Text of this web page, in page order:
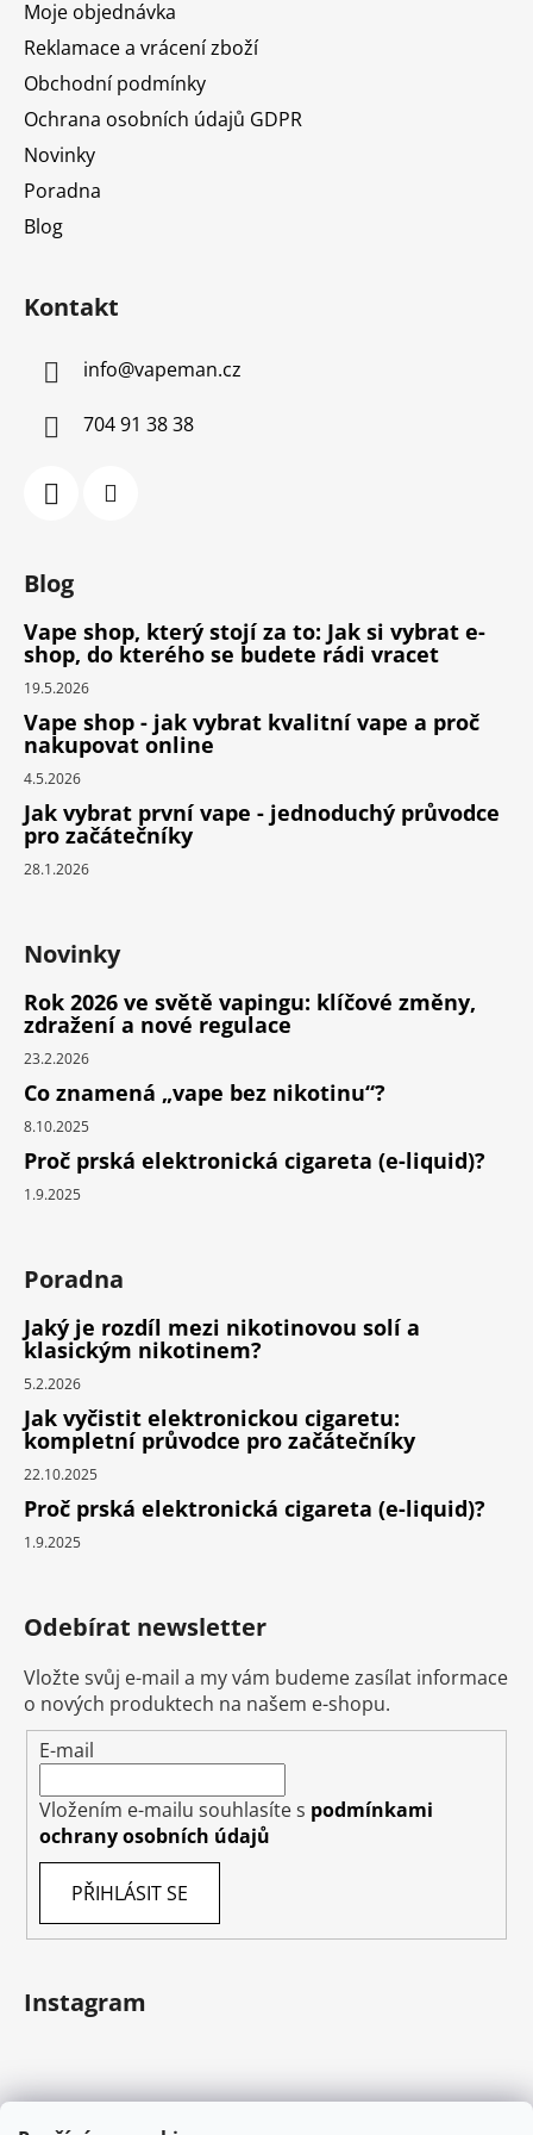
Moje objednávka
Reklamace a vrácení zboží
Obchodní podmínky
Ochrana osobních údajů GDPR
Novinky
Poradna
Blog
Kontakt
info@vapeman.cz
704 91 38 38
Blog
Vape shop, který stojí za to: Jak si vybrat e-
shop, do kterého se budete rádi vracet
19.5.2026
Vape shop - jak vybrat kvalitní vape a proč
nakupovat online
4.5.2026
Jak vybrat první vape - jednoduchý průvodce
pro začátečníky
28.1.2026
Novinky
Rok 2026 ve světě vapingu: klíčové změny,
zdražení a nové regulace
23.2.2026
Co znamená „vape bez nikotinu“?
8.10.2025
Proč prská elektronická cigareta (e-liquid)?
1.9.2025
Poradna
Jaký je rozdíl mezi nikotinovou solí a
klasickým nikotinem?
5.2.2026
Jak vyčistit elektronickou cigaretu:
kompletní průvodce pro začátečníky
22.10.2025
Proč prská elektronická cigareta (e-liquid)?
1.9.2025
Odebírat newsletter
Vložte svůj e-mail a my vám budeme zasílat informace
o nových produktech na našem e-shopu.
E-mail
Vložením e-mailu souhlasíte s podmínkami
ochrany osobních údajů
PŘIHLÁSIT SE
Instagram